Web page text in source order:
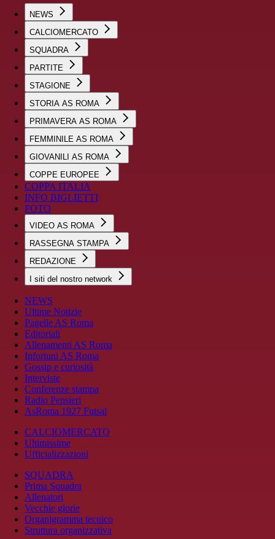
NEWS
CALCIOMERCATO
SQUADRA
PARTITE
STAGIONE
STORIA AS ROMA
PRIMAVERA AS ROMA
FEMMINILE AS ROMA
GIOVANILI AS ROMA
COPPE EUROPEE
COPPA ITALIA
INFO BIGLIETTI
FOTO
VIDEO AS ROMA
RASSEGNA STAMPA
REDAZIONE
I siti del nostro network
NEWS
Ultime Notizie
Pagelle AS Roma
Editoriali
Allenamenti AS Roma
Infortuni AS Roma
Gossip e curiosità
Interviste
Conferenze stampa
Radio Pensieri
AsRoma 1927 Futsal
CALCIOMERCATO
Ultimissime
Ufficializzazioni
SQUADRA
Prima Squadra
Allenatori
Vecchie glorie
Organigramma tecnico
Struttura organizzativa